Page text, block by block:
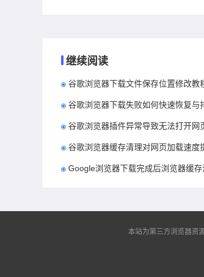
继续阅读
谷歌浏览器下载文件保存位置修改教
谷歌浏览器下载失败如何快速恢复与
谷歌浏览器插件异常导致无法打开网
谷歌浏览器缓存清理对网页加载速度
Google浏览器下载完成后浏览器缓
本站为第三方浏览器资